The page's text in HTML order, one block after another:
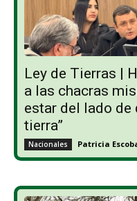
Ley de Tierras |
a las chacras
estar del lado de
tierra”
Nacionales Patricia